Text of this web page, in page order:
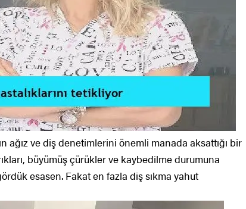
ağız ve diş denetimlerini önemli manada aksattığı bir
büyümüş çürükler ve kaybedilme durumuna
esasen. Fakat en fazla diş sıkma yahut